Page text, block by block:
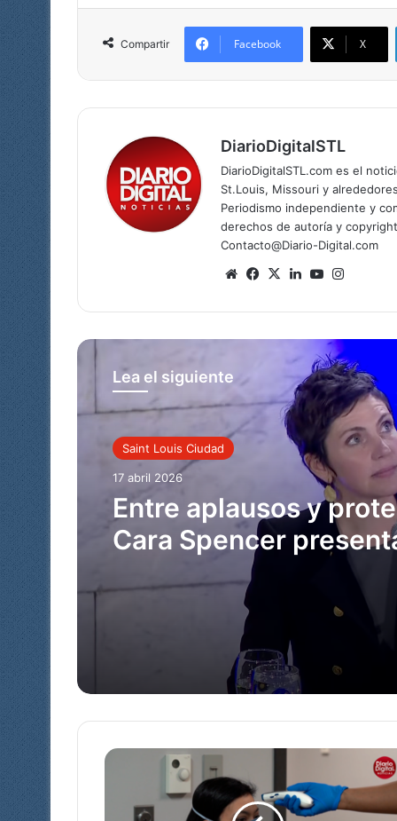
Compartir Facebook X
DiarioDigitalSTL
DiarioDigitalSTL.com es el
St.Louis, Missouri y
Periodismo independiente y
derechos de autoría y
Contacto@Diario-Digital.com
SitioFacebook
X LinkedInYouTube
Lea el siguiente
Saint Louis Ciudad
17 abril 2026
Entre aplausos y
Cara Spencer
primer balance al
Los
teléfono